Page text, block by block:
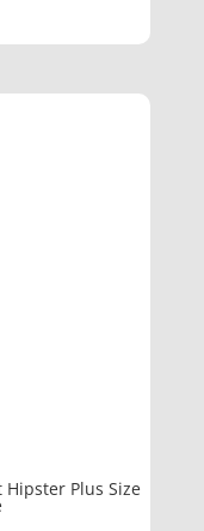
Hipster Plus Size